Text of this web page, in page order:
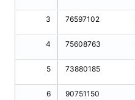
3
4
5
6
76597102
75608763
73880185
90751150